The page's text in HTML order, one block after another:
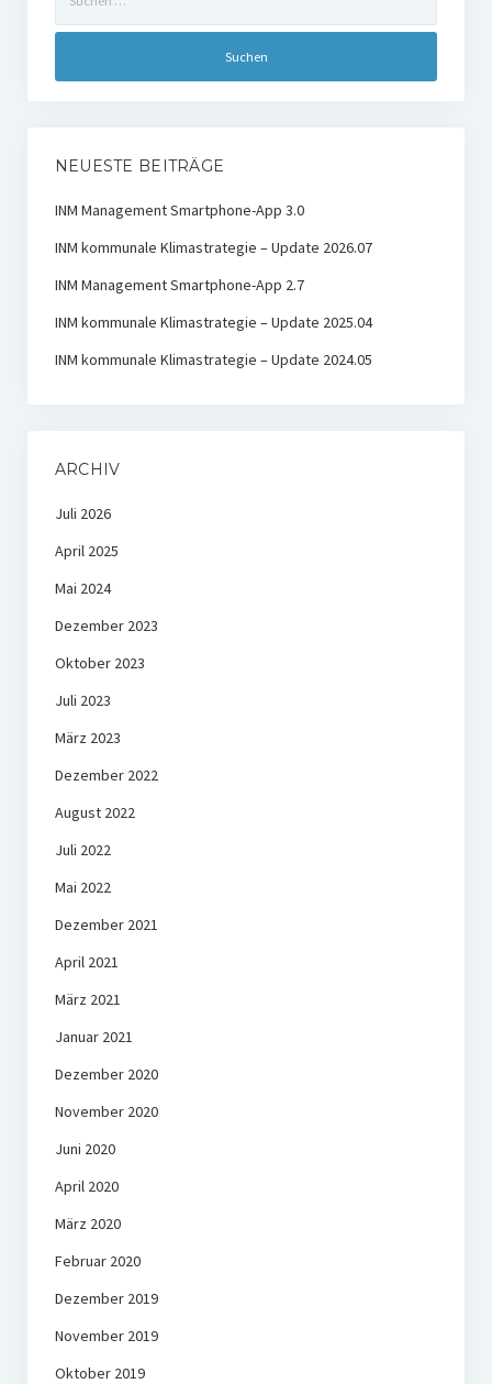
nach:
NEUESTE BEITRÄGE
INM Management Smartphone-App 3.0
INM kommunale Klimastrategie – Update 2026.07
INM Management Smartphone-App 2.7
INM kommunale Klimastrategie – Update 2025.04
INM kommunale Klimastrategie – Update 2024.05
ARCHIV
Juli 2026
April 2025
Mai 2024
Dezember 2023
Oktober 2023
Juli 2023
März 2023
Dezember 2022
August 2022
Juli 2022
Mai 2022
Dezember 2021
April 2021
März 2021
Januar 2021
Dezember 2020
November 2020
Juni 2020
April 2020
März 2020
Februar 2020
Dezember 2019
November 2019
Oktober 2019